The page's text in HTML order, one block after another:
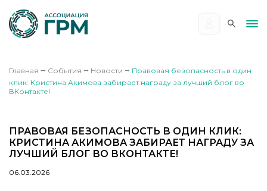
Главная ⭢ События ⭢ Новости ⭢ Правовая безопасность в один
клик: Кристина Акимова забирает награду за лучший блог во
ВКонтакте!
ПРАВОВАЯ БЕЗОПАСНОСТЬ В ОДИН КЛИК:
КРИСТИНА АКИМОВА ЗАБИРАЕТ НАГРАДУ ЗА
ЛУЧШИЙ БЛОГ ВО ВКОНТАКТЕ!
06.03.2026